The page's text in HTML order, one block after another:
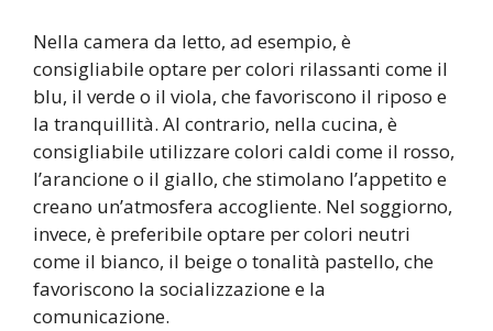
Nella camera da letto, ad esempio, è
consigliabile optare per colori rilassanti come il
blu, il verde o il viola, che favoriscono il riposo e
la tranquillità. Al contrario, nella cucina, è
consigliabile utilizzare colori caldi come il rosso,
l’arancione o il giallo, che stimolano l’appetito e
creano un’atmosfera accogliente. Nel soggiorno,
invece, è preferibile optare per colori neutri
come il bianco, il beige o tonalità pastello, che
favoriscono la socializzazione e la
comunicazione.